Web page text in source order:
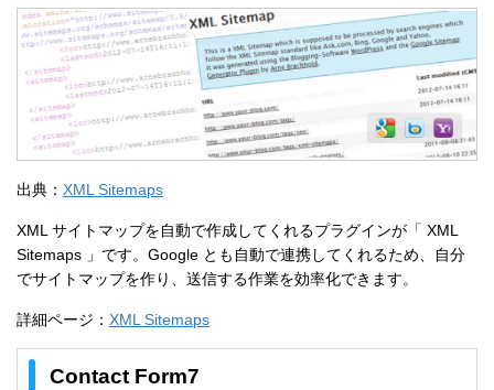
出典： XML Sitemaps
XML サイトマップを自動で作成してくれるプラグインが「 XML
Sitemaps 」です。Google とも自動で連携してくれるため、自分
でサイトマップを作り、送信する作業を効率化できます。
詳細ページ： XML Sitemaps
Contact Form7